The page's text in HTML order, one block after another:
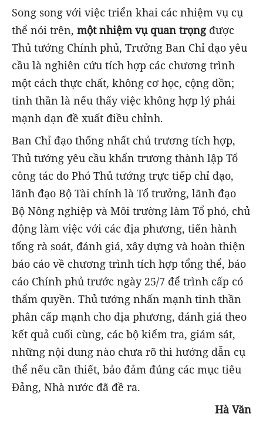
Song song với việc triển khai các nhiệm vụ cụ
thể nói trên, một nhiệm vụ quan trọngđược
Thủ tướng Chính phủ, Trưởng Ban Chỉ đạo yêu
cầu là nghiên cứu tích hợp các chương trình
một cách thực chất, không cơ học, cộng dồn;
tinh thần là nếu thấy việc không hợp lý phải
mạnh dạn đề xuất điều chỉnh.
Ban Chỉ đạo thống nhất chủ trương tích hợp,
Thủ tướng yêu cầu khẩn trương thành lập Tổ
công tác do Phó Thủ tướng trực tiếp chỉ đạo,
lãnh đạo Bộ Tài chính là Tổ trưởng, lãnh đạo
Bộ Nông nghiệp và Môi trường làm Tổ phó, chủ
động làm việc với các địa phương, tiến hành
tổng rà soát, đánh giá, xây dựng và hoàn thiện
báo cáo về chương trình tích hợp tổng thể, báo
cáo Chính phủ trước ngày 25/7 để trình cấp có
thẩm quyền. Thủ tướng nhấn mạnh tinh thần
phân cấp mạnh cho địa phương, đánh giá theo
kết quả cuối cùng, các bộ kiểm tra, giám sát,
những nội dung nào chưa rõ thì hướng dẫn cụ
thể nếu cần thiết, bảo đảm đúng các mục tiêu
Đảng, Nhà nước đã đề ra.
Hà Văn